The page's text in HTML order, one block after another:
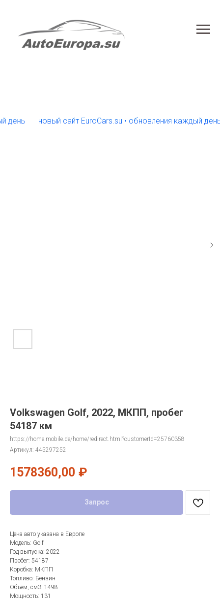
новый сайт EuroCars.su • обновления каждый день
Volkswagen Golf, 2022, МКПП, пробег
54187 км
https://home.mobile.de/home/redirect.html?customerId=25760358
Артикул: 445297252
1578360,00 ₽
Запрос
Цена авто указана в Европе
Модель: Golf
Год выпуска: 2022
Пробег: 54187
Коробка: МКПП
Топливо: Бензин
Объем, см3: 1498
Мощность: 131